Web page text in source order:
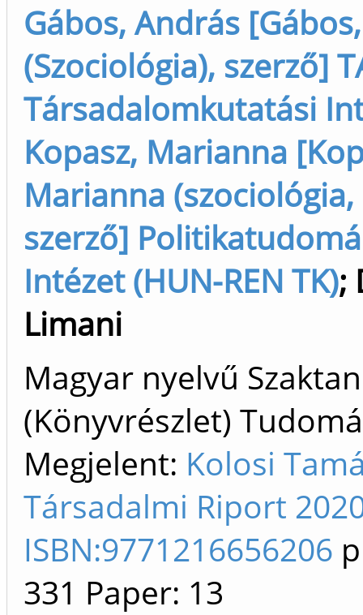
Gábos, András
(Szociológia), szerző]
Társadalomkutatási
Kopasz, Marianna
Marianna (szociológia,
szerző]
Intézet (HUN-REN TK);
Limani
Magyar nyelvű
(Könyvrészlet)
Megjelent: Kolosi
Társadalmi Riport
ISBN:9771216656206
331 Paper: 13